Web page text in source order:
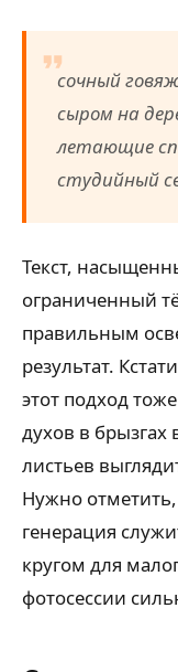
сочный
сыром на
летающие
студийный
Текст,
ограниченный
правильным
результат.
этот подход
духов в
листьев
Нужно
генерация
кругом для
фотосессии